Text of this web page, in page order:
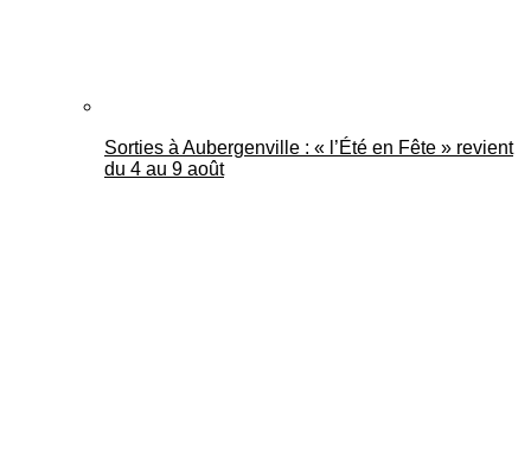
Sorties à Aubergenville : « l’Été en Fête » revient
du 4 au 9 août